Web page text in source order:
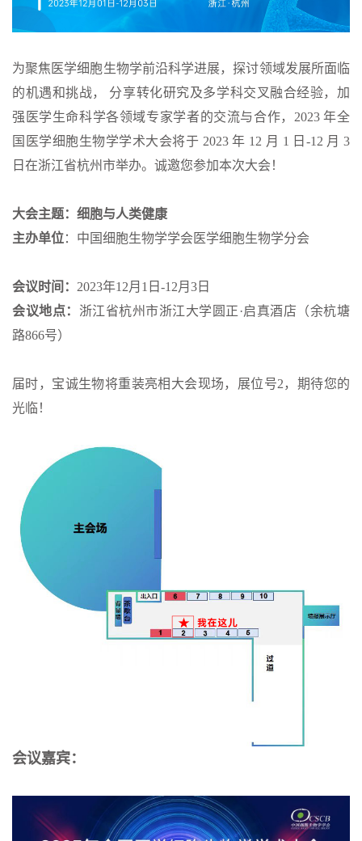
为聚焦医学细胞生物学前沿科学进展，探讨领域发展所面临
的机遇和挑战， 分享转化研究及多学科交叉融合经验，加
强医学生命科学各领域专家学者的交流与合作，2023 年全
国医学细胞生物学学术大会将于 2023 年 12 月 1 日-12 月 3
日在浙江省杭州市举办。诚邀您参加本次大会！
大会主题：细胞与人类健康
主办单位：中国细胞生物学学会医学细胞生物学分会
会议时间： 2023年12月1日-12月3日
会议地点： 浙江省杭州市浙江大学圆正·启真酒店（余杭塘
路866号）
届时，宝诚生物将重装亮相大会现场，展位号2，期待您的
光临！
会议嘉宾：